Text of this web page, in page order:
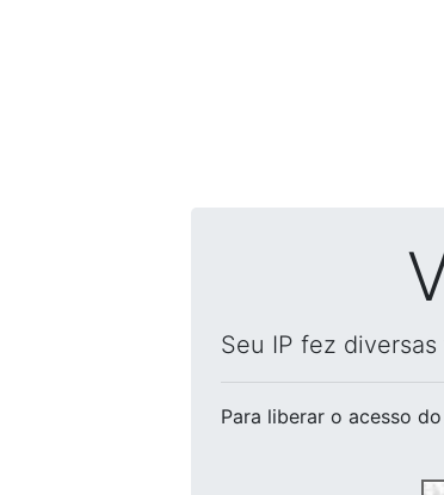
Seu IP fez
Para liberar o acesso